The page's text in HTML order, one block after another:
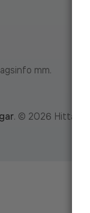
mm.
. © 2026 Hitta.se